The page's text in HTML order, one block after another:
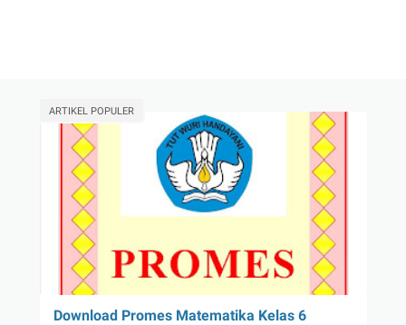
ARTIKEL POPULER
Download Promes Matematika Kelas 6